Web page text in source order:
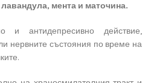
лавандула, мента и маточина.
и антидепресивно действие,
нервните състояния по време на